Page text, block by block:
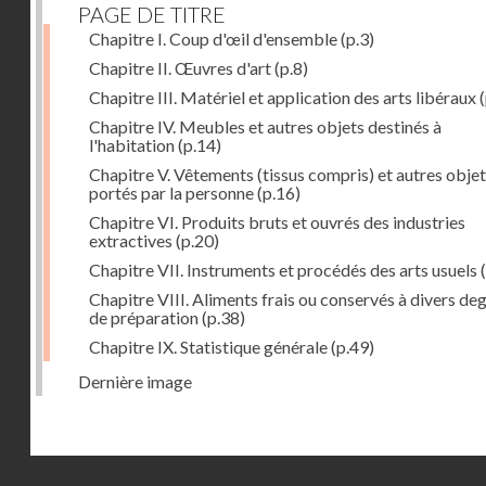
PAGE DE TITRE
Chapitre I. Coup d'œil d'ensemble(p.3)
Chapitre II. Œuvres d'art(p.8)
Chapitre III. Matériel et application des arts libéraux
Chapitre IV. Meubles et autres objets destinés à
l'habitation(p.14)
Chapitre V. Vêtements (tissus compris) et autres
portés par la personne(p.16)
Chapitre VI. Produits bruts et ouvrés des industries
extractives (p.20)
Chapitre VII. Instruments et procédés des arts usuels
Chapitre VIII. Aliments frais ou conservés à divers
de préparation(p.38)
Chapitre IX. Statistique générale(p.49)
Dernière image